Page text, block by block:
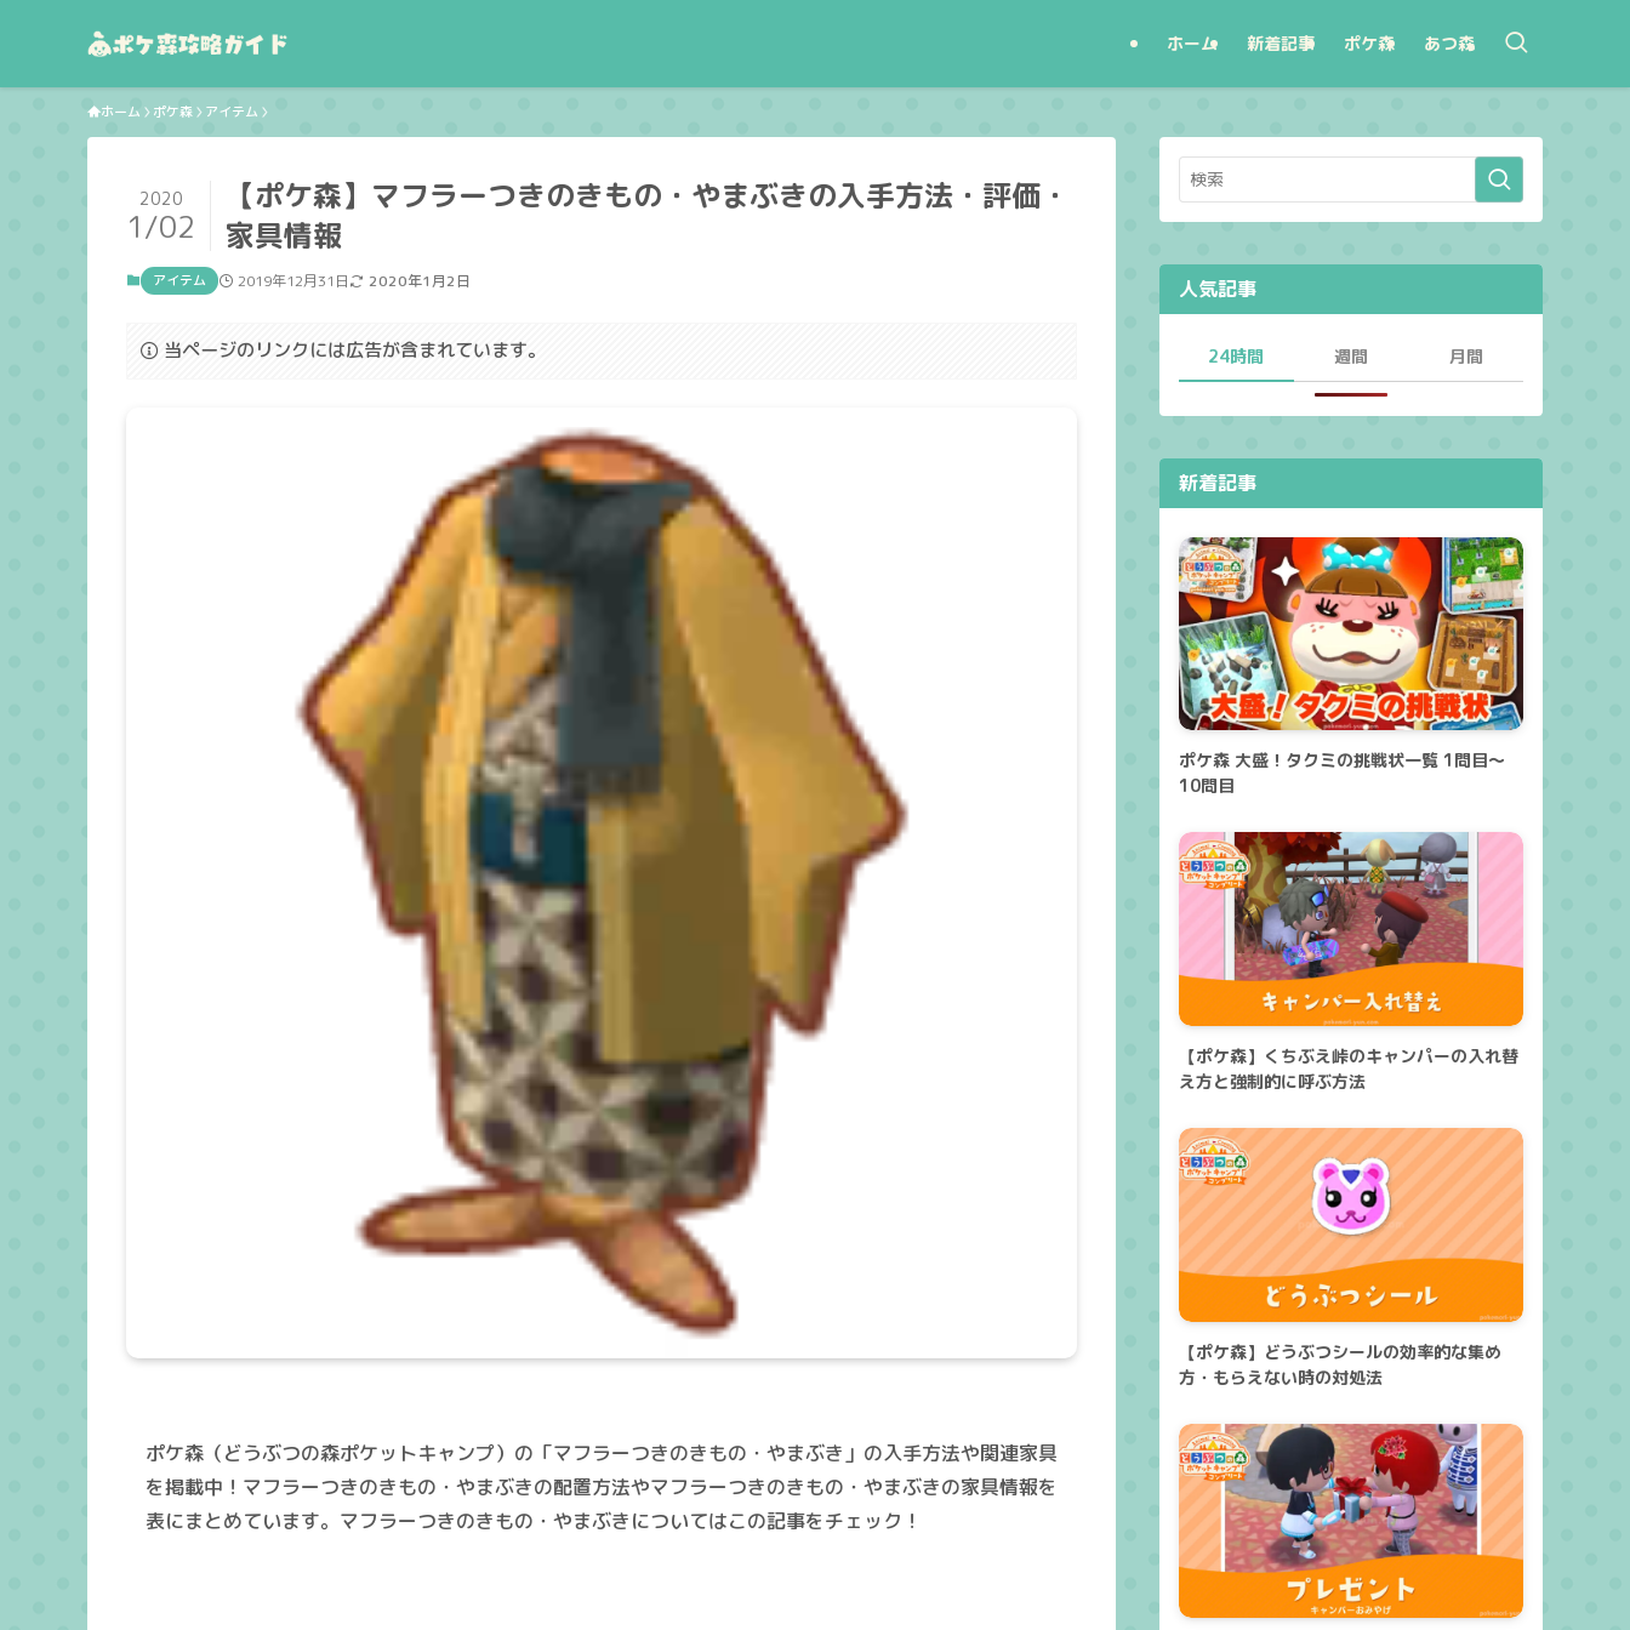
ホーム 新着記事 ポケ森 あつ森
ホーム ポケ森 アイテム
【ポケ森】マフラーつきのきもの・やまぶきの入手方法・評価・
家具情報
2020
1/02
アイテム 2019年12月31日 2020年1月2日
当ページのリンクには広告が含まれています。
ポケ森（どうぶつの森ポケットキャンプ）の「マフラーつきのきもの・やまぶき」の入手方法や関連家具
を掲載中！マフラーつきのきもの・やまぶきの配置方法やマフラーつきのきもの・やまぶきの家具情報を
表にまとめています。マフラーつきのきもの・やまぶきについてはこの記事をチェック！
人気記事
24時間 週間 月間
新着記事
ポケ森 大盛！タクミの挑戦状一覧 1問目～
10問目
【ポケ森】くちぶえ峠のキャンパーの入れ替
え方と強制的に呼ぶ方法
【ポケ森】どうぶつシールの効率的な集め
方・もらえない時の対処法